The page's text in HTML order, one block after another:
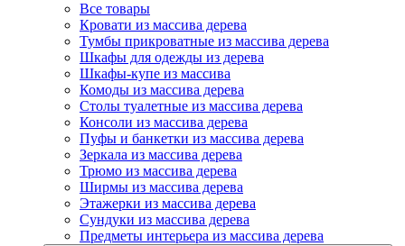
Все товары
Кровати из массива дерева
Тумбы прикроватные из массива дерева
Шкафы для одежды из дерева
Шкафы-купе из массива
Комоды из массива дерева
Столы туалетные из массива дерева
Консоли из массива дерева
Пуфы и банкетки из массива дерева
Зеркала из массива дерева
Трюмо из массива дерева
Ширмы из массива дерева
Этажерки из массива дерева
Сундуки из массива дерева
Предметы интерьера из массива дерева